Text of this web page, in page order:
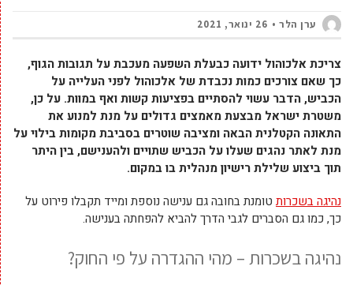
ערן הלר 26 ינואר, 2021
צריכת אלכוהול ידועה כבעלת השפעה מעכבת על תגובות הגוף,
כך שאם צורכים כמות נכבדת של אלכוהול לפני העלייה על
הכביש, הדבר עשוי להסתיים בפציעות קשות ואף במוות. על כן,
משטרת ישראל מבצעת מאמצים גדולים על מנת למנוע את
התאונה הקטלנית הבאה ומציבה שוטרים בסביבת מקומות בילוי על
מנת לאתר נהגים שעלו על הכביש שתויים ולהענישם, בין היתר
תוך ביצוע שלילת רישיון מנהלית בו במקום.
נהיגה בשכרות טומנת בחובה גם ענישה נוספת ומייד תקבלו פירוט על
כך, כמו גם הסברים לגבי הדרך להביא להפחתה בענישה.
נהיגה בשכרות – מהי ההגדרה על פי החוק?